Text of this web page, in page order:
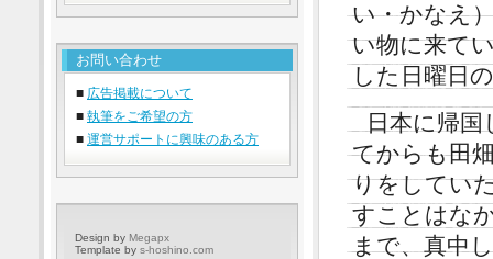
い・かなえ
い物に来て
した日曜日
日本に帰
てからも田
りをしてい
すことはな
まで、真中
お問い合わせ
■ 広告掲載について
■ 執筆をご希望の方
■ 運営サポートに興味のある方
Design by Megapx
Template by s-hoshino.com